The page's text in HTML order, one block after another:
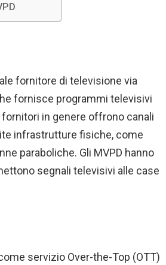
fornitore di televisione via
fornisce programmi televisivi
fornitori in genere offrono canali
infrastrutture fisiche, come
paraboliche. Gli MVPD hanno
segnali televisivi alle case
servizio Over-the-Top (OTT)